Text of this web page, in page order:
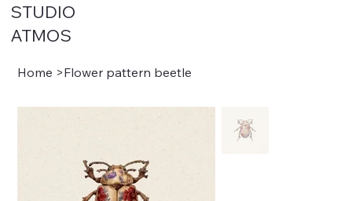
STUDIO
ATMOS
Home >Flower pattern beetle